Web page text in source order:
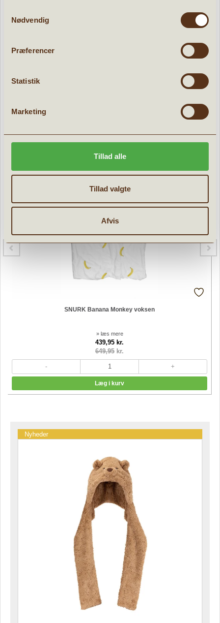
Nødvendig
Præferencer
Statistik
Marketing
Tillad alle
Tillad valgte
Afvis
SNURK Banana Monkey voksen
» læs mere
439,95 kr.
649,95 kr.
Tilbud
Nyheder